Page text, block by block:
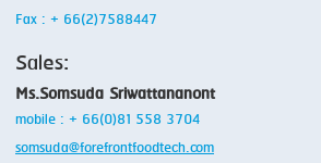
Fax : + 66(2)7588447
Sales:
Ms.Somsuda Sriwattananont
mobile : + 66(0)81 558 3704
somsuda@forefrontfoodtech.com